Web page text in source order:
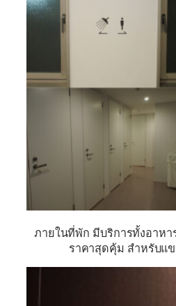
ภายในที่พัก มีบริการทั้งอาหา
ราคาสุดคุ้ม สำหรับแ